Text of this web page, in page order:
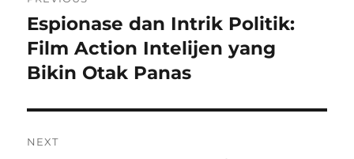
pos
Previous
post:
Espionase dan Intrik Politik:
Film Action Intelijen yang
Bikin Otak Panas
NEXT